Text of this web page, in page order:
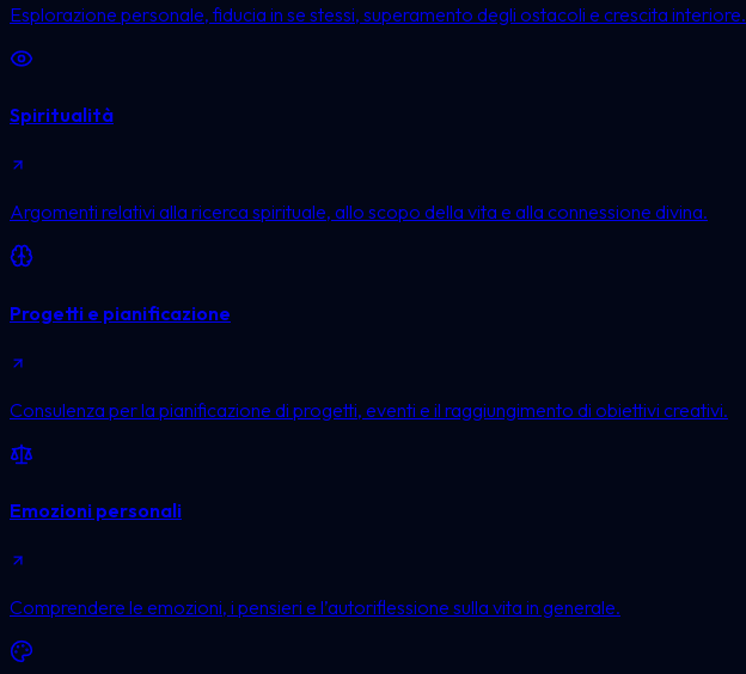
Esplorazione personale, fiducia in se stessi, superamento degli ostacoli e crescita interiore.
Spiritualità
Argomenti relativi alla ricerca spirituale, allo scopo della vita e alla connessione divina.
Progetti e pianificazione
Consulenza per la pianificazione di progetti, eventi e il raggiungimento di obiettivi creativi.
Emozioni personali
Comprendere le emozioni, i pensieri e l’autoriflessione sulla vita in generale.